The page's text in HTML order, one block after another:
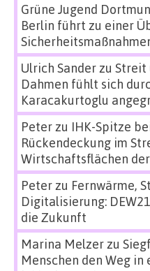
Grüne Jugend
Berlin führt zu einer
Ulrich Sanderzu Streit
Dahmen fühlt sich
Karacakurtoglu
Peterzu IHK-Spitze
Rückendeckung im
Wirtschaftsflächen
Peterzu Fernwärme,
Digitalisierung:
die Zukunft
Marina Melzerzu
Menschen den Weg